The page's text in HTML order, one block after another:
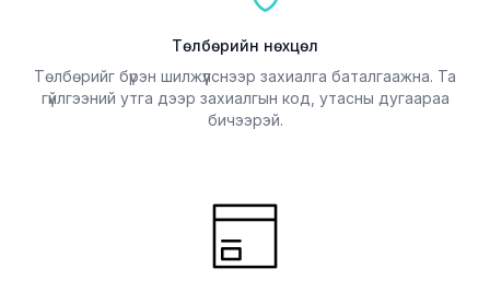
Төлбөрийн нөхцөл
Төлбөрийг бүрэн шилжүүлснээр захиалга баталгаажна. Та
гүйлгээний утга дээр захиалгын код, утасны дугаараа
бичээрэй.